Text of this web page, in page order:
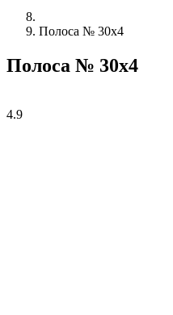
Полоса № 30х4
Полоса № 30х4
4.9